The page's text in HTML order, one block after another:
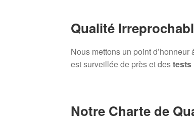
Qualité
Nous mettons un point
est surveillée de près et destests
Notre Charte de